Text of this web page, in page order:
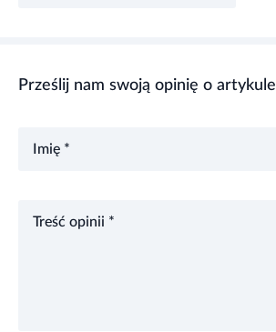
Prześlij nam swoją opinię o artykule
Imię *
Treść opinii *